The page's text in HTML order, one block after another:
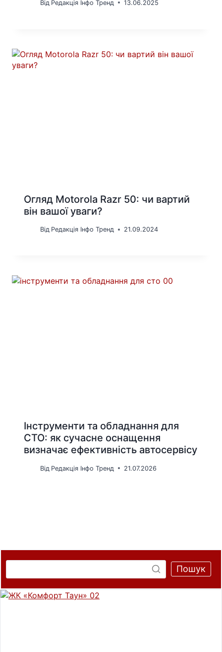
Від Редакція Інфо Тренд 13.06.2025
Огляд Motorola Razr 50: чи вартий
він вашої уваги?
Від Редакція Інфо Тренд 21.09.2024
Інструменти та обладнання для
СТО: як сучасне оснащення
визначає ефективність автосервісу
Від Редакція Інфо Тренд 21.07.2026
Пошук